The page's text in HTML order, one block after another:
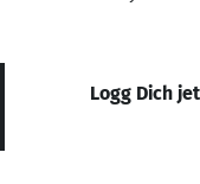
Logg Dich